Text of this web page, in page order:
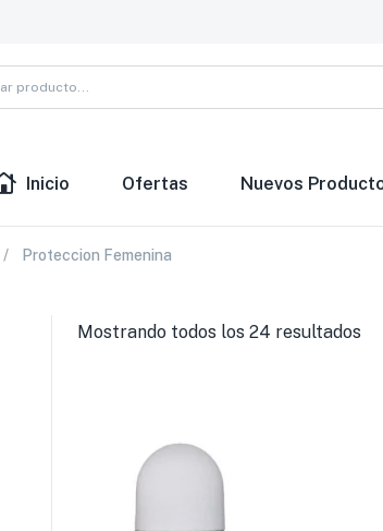
Inicio Ofertas Nuevos
Proteccion Femenina
Mostrando todos los 24 resultados